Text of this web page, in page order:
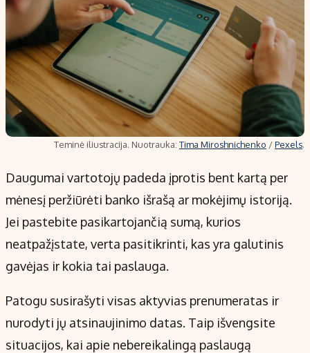
Teminė iliustracija. Nuotrauka: Tima Miroshnichenko /Pexels.
Daugumai vartotojų padeda įprotis bent kartą per
mėnesį peržiūrėti banko išrašą ar mokėjimų istoriją.
Jei pastebite pasikartojančią sumą, kurios
neatpažįstate, verta pasitikrinti, kas yra galutinis
gavėjas ir kokia tai paslauga.
Patogu susirašyti visas aktyvias prenumeratas ir
nurodyti jų atsinaujinimo datas. Taip išvengsite
situacijos, kai apie nebereikalingą paslaugą